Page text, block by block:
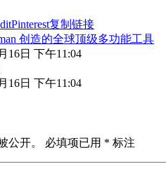
Pinterest复制链接
创造的全球顶级多功能工具
16日 下午11:04
16日 下午11:04
公开。 必填项已用 * 标注